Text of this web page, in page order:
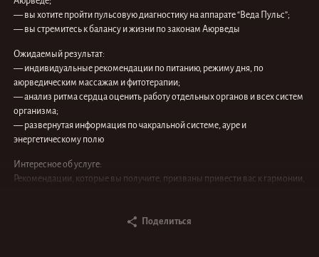
— вы хотите пройти пульсовую диагностику на аппарате “Веда Пульс”;
— вы стремитесь к балансу и жизни по законам Аюрведы
Ожидаемый результат:
— индивидуальные рекомендации по питанию, режиму дня, по
аюрведическим массажам и фитотерапии;
— анализ ритма сердца оценить работу отдельных органов и всех систем
организма;
— развернутая информация по чакральной системе, ауре и
энергетическому полю
Интересное об услуге:
Рекомендации, которые вы получите, призваны привести вас к гармонии,
Поделиться